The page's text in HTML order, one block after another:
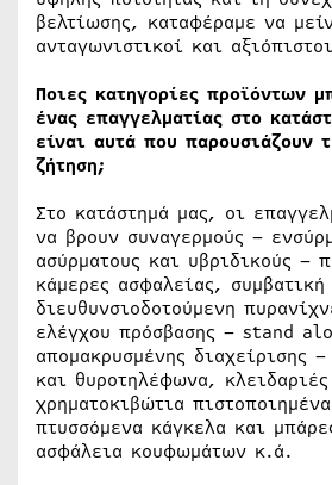
βελτίωσης, καταφέραμε να
ανταγωνιστικοί και
Ποιες κατηγορίες προϊόντων
ένας επαγγελματίας στο
είναι αυτά που παρουσιάζουν
ζήτηση;
Στο κατάστημά μας, οι
να βρουν συναγερμούς –
ασύρματους και υβριδικούς –
κάμερες ασφαλείας, συμβατική
διευθυνσιοδοτούμενη
ελέγχου πρόσβασης – stand
απομακρυσμένης διαχείρισης
και θυροτηλέφωνα,
χρηματοκιβώτια
πτυσσόμενα κάγκελα και
ασφάλεια κουφωμάτων κ.ά.